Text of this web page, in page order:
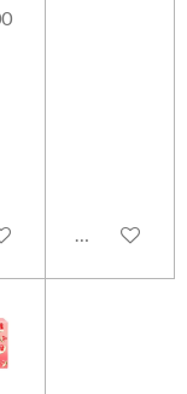
Bekijk details